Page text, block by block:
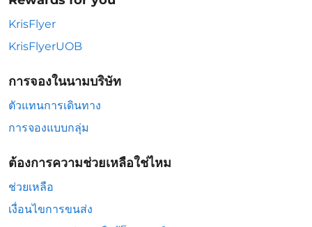
KrisFlyer
KrisFlyerUOB
การจองในนามบริษัท
ตัวแทนการเดินทาง
การจองแบบกลุ่ม
ต้องการความช่วยเหลือใช่ไหม
ช่วยเหลือ
เงื่อนไขการขนส่ง